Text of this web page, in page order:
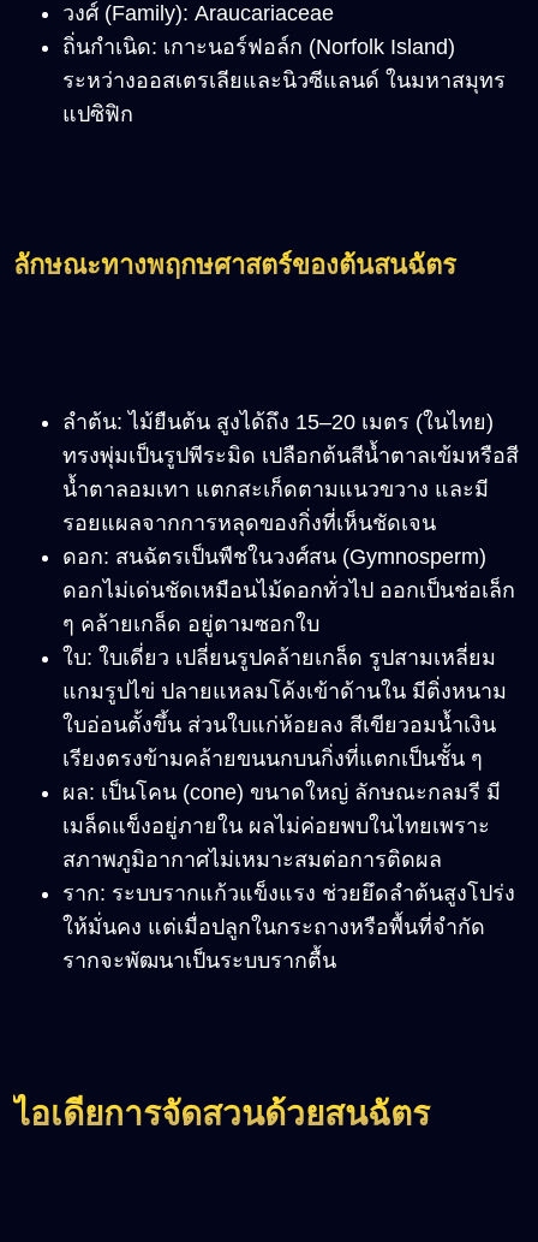
วงศ์ (Family): Araucariaceae
ถิ่นกำเนิด: เกาะนอร์ฟอล์ก (Norfolk Island)
ระหว่างออสเตรเลียและนิวซีแลนด์ ในมหาสมุทร
แปซิฟิก
ลักษณะทางพฤกษศาสตร์ของต้นสนฉัตร
ลำต้น: ไม้ยืนต้น สูงได้ถึง 15–20 เมตร (ในไทย)
ทรงพุ่มเป็นรูปพีระมิด เปลือกต้นสีน้ำตาลเข้มหรือสี
น้ำตาลอมเทา แตกสะเก็ดตามแนวขวาง และมี
รอยแผลจากการหลุดของกิ่งที่เห็นชัดเจน
ดอก: สนฉัตรเป็นพืชในวงศ์สน (Gymnosperm)
ดอกไม่เด่นชัดเหมือนไม้ดอกทั่วไป ออกเป็นช่อเล็ก
ๆ คล้ายเกล็ด อยู่ตามซอกใบ
ใบ: ใบเดี่ยว เปลี่ยนรูปคล้ายเกล็ด รูปสามเหลี่ยม
แกมรูปไข่ ปลายแหลมโค้งเข้าด้านใน มีติ่งหนาม
ใบอ่อนตั้งขึ้น ส่วนใบแก่ห้อยลง สีเขียวอมน้ำเงิน
เรียงตรงข้ามคล้ายขนนกบนกิ่งที่แตกเป็นชั้น ๆ
ผล: เป็นโคน (cone) ขนาดใหญ่ ลักษณะกลมรี มี
เมล็ดแข็งอยู่ภายใน ผลไม่ค่อยพบในไทยเพราะ
สภาพภูมิอากาศไม่เหมาะสมต่อการติดผล
ราก: ระบบรากแก้วแข็งแรง ช่วยยึดลำต้นสูงโปร่ง
ให้มั่นคง แต่เมื่อปลูกในกระถางหรือพื้นที่จำกัด
รากจะพัฒนาเป็นระบบรากตื้น
ไอเดียการจัดสวนด้วยสนฉัตร